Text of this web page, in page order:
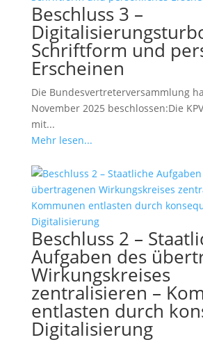
Beschluss 3 –
Schriftform und
Erscheinen
Die Bundesvertreterversammlung
November 2025 beschlossen:Die
mit...
Mehr lesen...
Beschluss 2 –
Aufgaben des
Wirkungskreises
zentralisieren –
entlasten durch
Digitalisierung